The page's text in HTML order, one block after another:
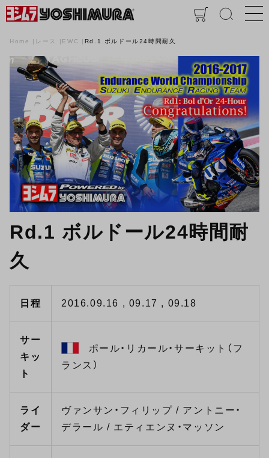
Home レース EWC Rd.1 ボルドール24時間耐久
Rd.1 ボルドール24時間耐
久
日程 2016.09.16 , 09.17 , 09.18
サー
キッ
ト
ポール・リカール・サーキット（フ
ランス）
ライ
ダー
ヴァンサン・フィリップ / アントニー・
デラール / エティエンヌ・マッソン